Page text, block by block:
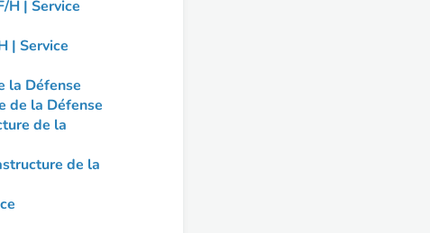
H | Service
| Service
la Défense
de la Défense
de la
de la